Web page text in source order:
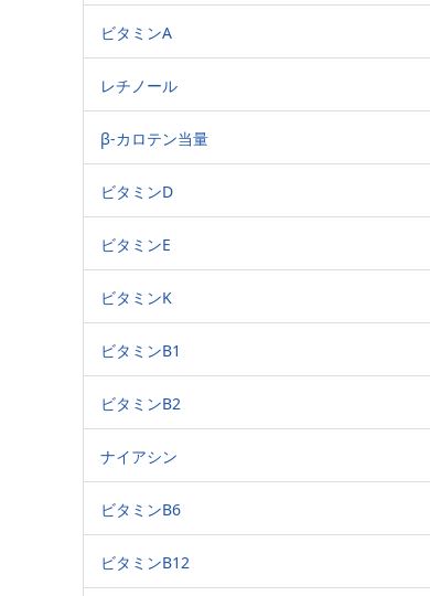
ビタミンA
レチノール
β-カロテン当量
ビタミンD
ビタミンE
ビタミンK
ビタミンB1
ビタミンB2
ナイアシン
ビタミンB6
ビタミンB12